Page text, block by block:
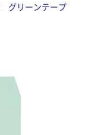
グリーンテープ